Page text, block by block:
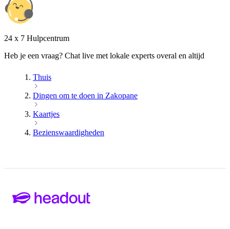
24 x 7 Hulpcentrum
Heb je een vraag? Chat live met lokale experts overal en altijd
Thuis
Dingen om te doen in Zakopane
Kaartjes
Bezienswaardigheden